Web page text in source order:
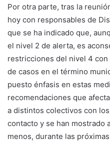
Por otra parte, tras la
hoy con responsables de
que se ha indicado que,
el nivel 2 de alerta, es
restricciones del nivel 4
de casos en el término
puesto énfasis en estas
recomendaciones que
a distintos colectivos con
contacto y se han mostrado
menos, durante las